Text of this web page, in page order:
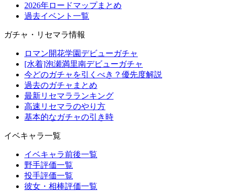
2026年ロードマップまとめ
過去イベント一覧
ガチャ・リセマラ情報
ロマン開花学園デビューガチャ
[水着]泡瀬満里南デビューガチャ
今どのガチャを引くべき？優先度解説
過去のガチャまとめ
最新リセマラランキング
高速リセマラのやり方
基本的なガチャの引き時
イベキャラ一覧
イベキャラ前後一覧
野手評価一覧
投手評価一覧
彼女・相棒評価一覧